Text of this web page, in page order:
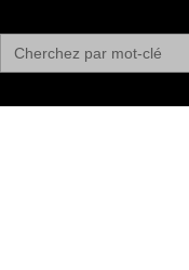
Search
for: